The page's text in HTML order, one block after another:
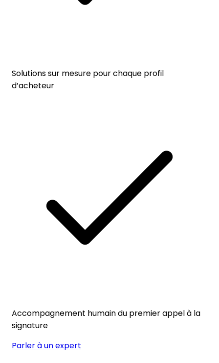
Solutions sur mesure pour chaque profil
d’acheteur
Accompagnement humain du premier appel à la
signature
Parler à un expert